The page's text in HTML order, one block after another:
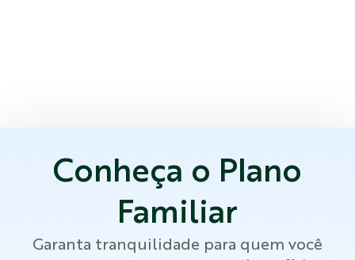
Conheça o Plano
Familiar
Garanta tranquilidade para quem você